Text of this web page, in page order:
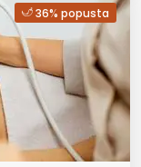
36% popusta